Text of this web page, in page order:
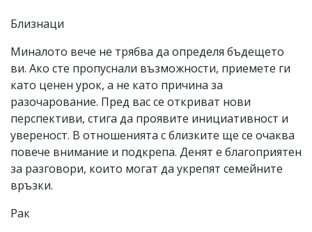
Близнаци
Миналото вече не трябва да определя бъдещето
ви. Ако сте пропуснали възможности, приемете ги
като ценен урок, а не като причина за
разочарование. Пред вас се откриват нови
перспективи, стига да проявите инициативност и
увереност. В отношенията с близките ще се очаква
повече внимание и подкрепа. Денят е благоприятен
за разговори, които могат да укрепят семейните
връзки.
Рак